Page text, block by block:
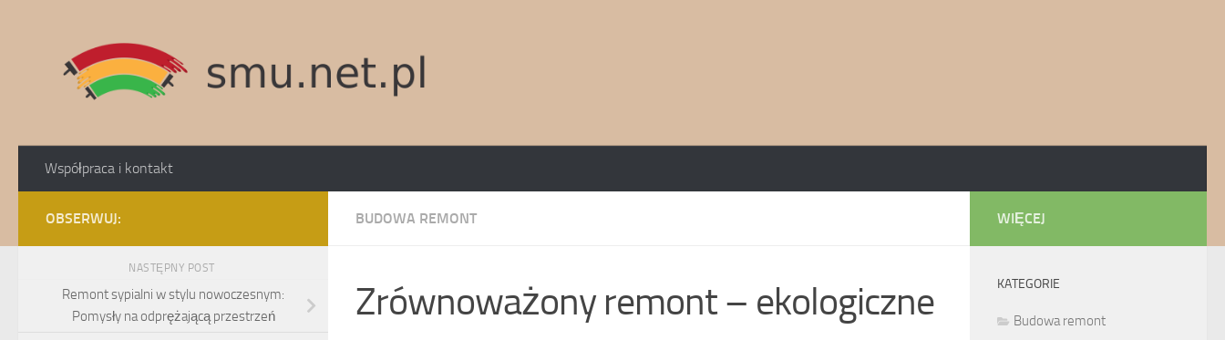
Współpraca i kontakt
BUDOWA REMONT
Zrównoważony remont – ekologiczne
OBSERWUJ:
NASTĘPNY POST
Remont sypialni w stylu nowoczesnym:
Pomysły na odprężającą przestrzeń
WIĘCEJ
KATEGORIE
Budowa remont